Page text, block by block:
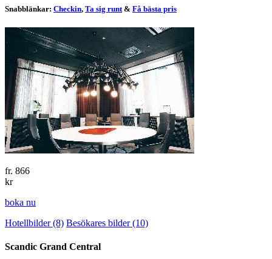
Snabblänkar: Checkin, Ta sig runt & Få bästa pris
fr. 866
kr
boka nu
Hotellbilder (8) Besökares bilder (10)
Scandic Grand Central